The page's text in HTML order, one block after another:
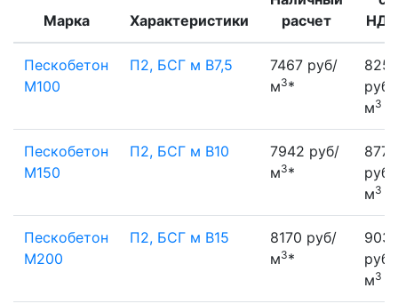
Марка Характеристики
расчет
НДС
Пескобетон
М100
П2, БСГ м В7,5
7467 руб/
м3*
руб/
м3
Пескобетон
М150
П2, БСГ м В10
7942 руб/
м3*
8778
руб/
м3
Пескобетон
М200
П2, БСГ м В15
8170 руб/
м3*
руб/
м3